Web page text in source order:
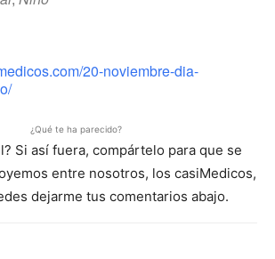
20-noviembre-dia-
¿Qué te ha parecido?
Si así fuera, compártelo para que se
entre nosotros, los casiMedicos,
dejarme tus comentarios abajo.